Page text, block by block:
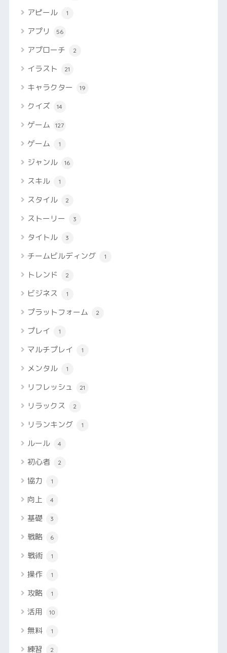
アピール 1
アプリ 56
アプローチ 2
イラスト 21
キャラクター 19
クイズ 14
ゲーム 127
ゲーム 1
ジャンル 16
スキル 1
スタイル 2
ストーリー 3
タイトル 3
チームビルディング 1
トレンド 2
ビジネス 1
プラットフォーム 2
プレイ 1
マルチプレイ 1
メンタル 1
リフレッシュ 21
リラックス 2
リランキング 1
ルール 4
初心者 2
協力 1
向上 4
基礎 3
戦略 6
戦術 1
操作 1
攻略 1
活用 10
無料 1
練習 2